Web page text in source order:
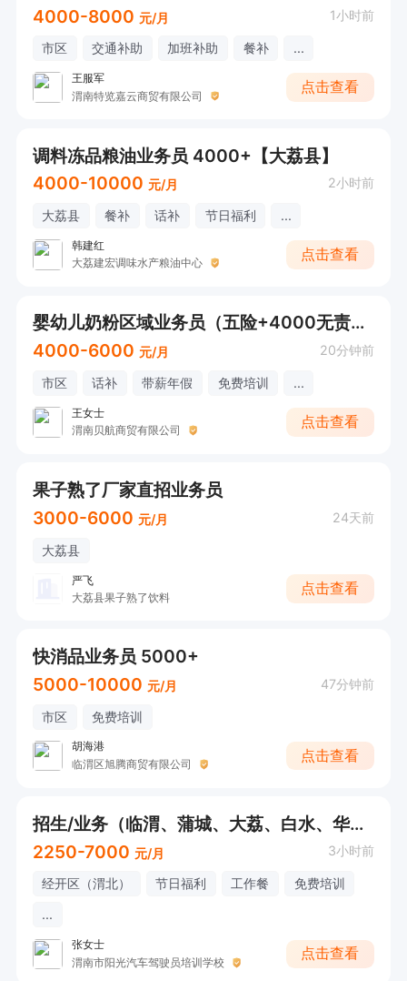
4000-8000 元/月 1小时前
市区 交通补助 加班补助 餐补 ...
王服军
渭南特览嘉云商贸有限公司
点击查看
调料冻品粮油业务员 4000+【大荔县】
4000-10000 元/月 2小时前
大荔县 餐补 话补 节日福利 ...
韩建红
大荔建宏调味水产粮油中心
点击查看
婴幼儿奶粉区域业务员（五险+4000无责任）
4000-6000 元/月 20分钟前
市区 话补 带薪年假 免费培训 ...
王女士
渭南贝航商贸有限公司
点击查看
果子熟了厂家直招业务员
3000-6000 元/月 24天前
大荔县
严飞
大荔县果子熟了饮料
点击查看
快消品业务员 5000+
5000-10000 元/月 47分钟前
市区 免费培训
胡海港
临渭区旭腾商贸有限公司
点击查看
招生/业务（临渭、蒲城、大荔、白水、华阴、富平）
2250-7000 元/月 3小时前
经开区（渭北） 节日福利 工作餐
免费培训
...
张女士
渭南市阳光汽车驾驶员培训学校
点击查看